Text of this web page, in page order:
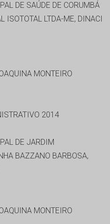
DE SAÚDE DE CORUMBÁ
ISOTOTAL LTDA-ME, DINACI
MONTEIRO
2014
DE JARDIM
BAZZANO BARBOSA,
MONTEIRO